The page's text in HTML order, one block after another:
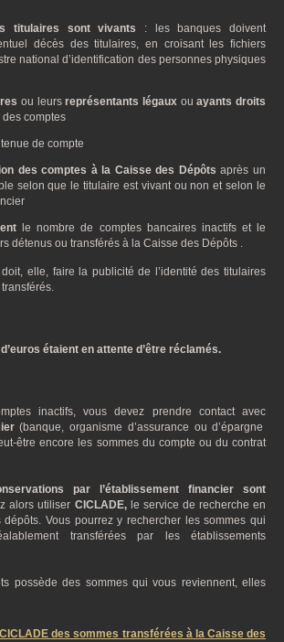
titulaires sont vivants : les banques doivent
décès des titulaires, en croisant les fichiers
national d’identification des personnes physiques
ou leursreprésentants légaux ouayants droits
des comptes
de compte
des comptes à la Caisse des Dépôts après un
selon que le titulaire est vivant ou non et selon le
le nombre de comptes bancaires inactifs et le
détenus ou transférés à la Caisse des Dépôts .
elle, faire la publicité de l’identité des titulaires
étaient en attente d’être réclamés.
inactifs, vous devez prendre contact avec
(banque, organisme d’assurance ou d’épargne
être encore les sommes du compte ou du contrat
par l’établissement financier sont
alors utiliser CICLADE, le service de recherche en
Vous pourrez y rechercher les sommes qui
transférées par les établissements
possède des sommes qui vous reviennent, elles
des sommes transférées à la Caisse des